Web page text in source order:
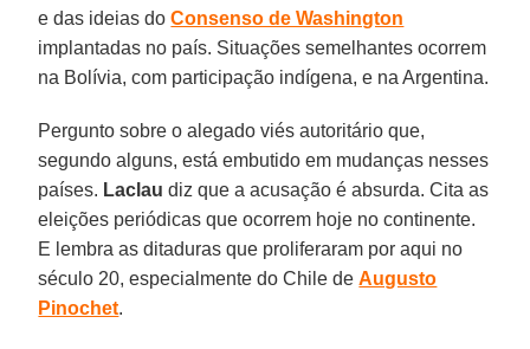
e das ideias doConsenso de Washington
implantadas no país. Situações semelhantes ocorrem
na Bolívia, com participação indígena, e na Argentina.
Pergunto sobre o alegado viés autoritário que,
segundo alguns, está embutido em mudanças nesses
países. Laclau diz que a acusação é absurda. Cita as
eleições periódicas que ocorrem hoje no continente.
E lembra as ditaduras que proliferaram por aqui no
século 20, especialmente do Chile deAugusto
Pinochet.